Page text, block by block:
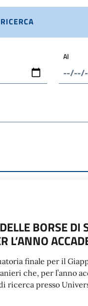
Al
BORSE DI
L’ANNO
finale per il
che, per l’anno
ricerca presso